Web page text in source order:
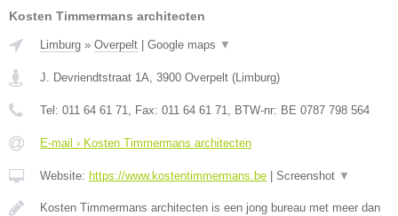
Kosten Timmermans architecten
Limburg » Overpelt Google maps ▼
J. Devriendtstraat 1A, 3900 Overpelt (Limburg)
Tel: 011 64 61 71, Fax: 011 64 61 71, BTW-nr: BE 0787 798 564
E-mail › Kosten Timmermans architecten
Website: https://www.kostentimmermans.be Screenshot ▼
Kosten Timmermans architecten is een jong bureau met meer dan